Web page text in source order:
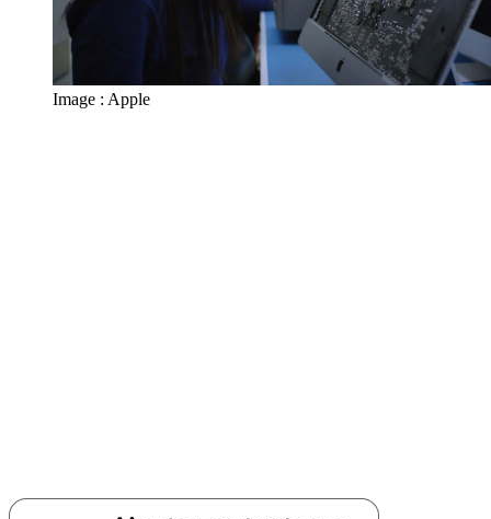
Image : Apple